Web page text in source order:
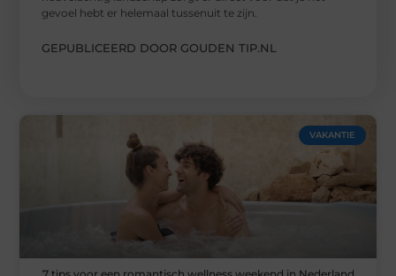
gevoel hebt er helemaal tussenuit te zijn.
GEPUBLICEERD DOOR GOUDEN TIP.NL
VAKANTIE